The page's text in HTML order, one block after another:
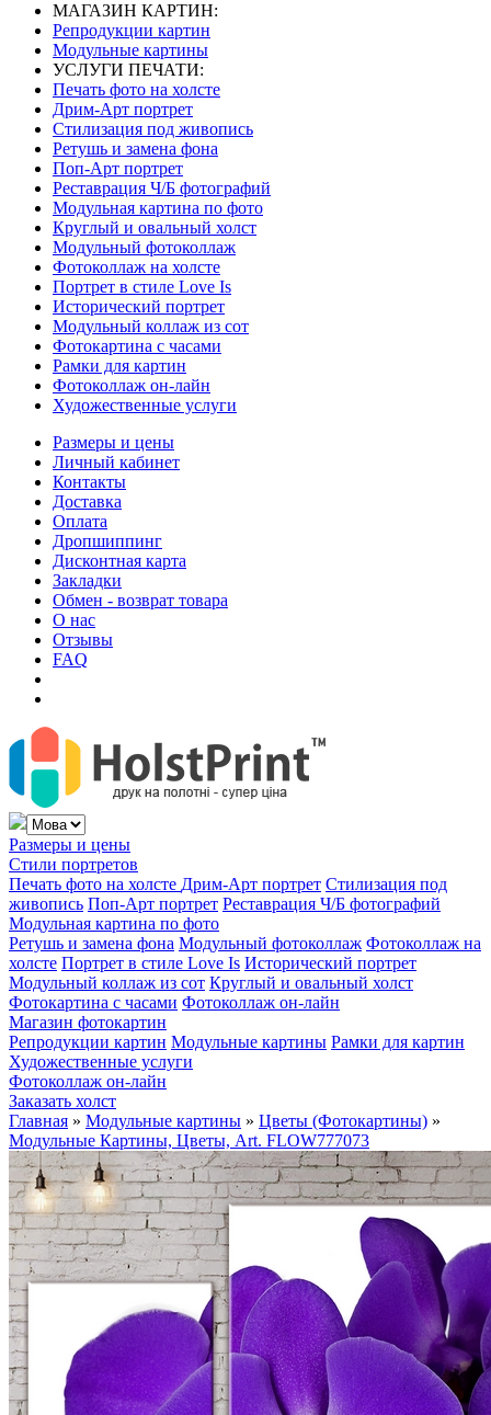
МАГАЗИН КАРТИН:
Репродукции картин
Модульные картины
УСЛУГИ ПЕЧАТИ:
Печать фото на холсте
Дрим-Арт портрет
Стилизация под живопись
Ретушь и замена фона
Поп-Арт портрет
Реставрация Ч/Б фотографий
Модульная картина по фото
Круглый и овальный холст
Модульный фотоколлаж
Фотоколлаж на холсте
Портрет в стиле Love Is
Исторический портрет
Модульный коллаж из сот
Фотокартина с часами
Рамки для картин
Фотоколлаж он-лайн
Художественные услуги
Размеры и цены
Личный кабинет
Контакты
Доставка
Оплата
Дропшиппинг
Дисконтная карта
Закладки
Обмен - возврат товара
О нас
Отзывы
FAQ
Размеры и цены
Стили портретов
Печать фото на холсте Дрим-Арт портрет Стилизация под
живопись Поп-Арт портрет Реставрация Ч/Б фотографий
Модульная картина по фото
Ретушь и замена фона Модульный фотоколлаж Фотоколлаж на
холсте Портрет в стиле Love Is Исторический портрет
Модульный коллаж из сот Круглый и овальный холст
Фотокартина с часами Фотоколлаж он-лайн
Магазин фотокартин
Репродукции картин Модульные картины Рамки для картин
Художественные услуги
Фотоколлаж он-лайн
Заказать холст
Главная » Модульные картины » Цветы (Фотокартины) »
Модульные Картины, Цветы, Art. FLOW777073